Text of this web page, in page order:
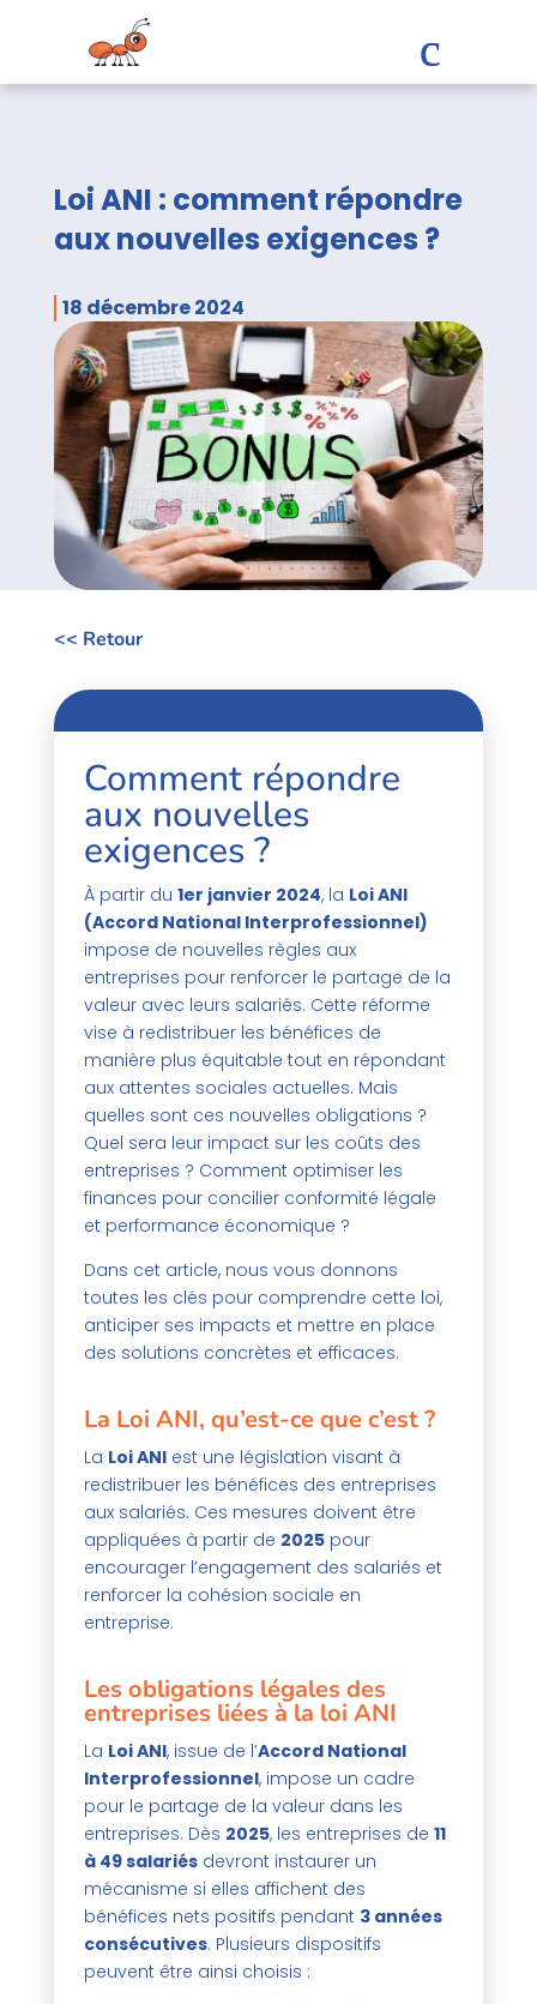
Loi ANI : comment répondre
aux nouvelles exigences ?
18 décembre 2024
<< Retour
Comment répondre
aux nouvelles
exigences ?
À partir du 1er janvier 2024, la Loi ANI
(Accord National Interprofessionnel)
impose de nouvelles règles aux
entreprises pour renforcer le partage de la
valeur avec leurs salariés. Cette réforme
vise à redistribuer les bénéfices de
manière plus équitable tout en répondant
aux attentes sociales actuelles. Mais
quelles sont ces nouvelles obligations ?
Quel sera leur impact sur les coûts des
entreprises ? Comment optimiser les
finances pour concilier conformité légale
et performance économique ?
Dans cet article, nous vous donnons
toutes les clés pour comprendre cette loi,
anticiper ses impacts et mettre en place
des solutions concrètes et efficaces.
La Loi ANI, qu’est-ce que c’est ?
La Loi ANIest une législation visant à
redistribuer les bénéfices des entreprises
aux salariés. Ces mesures doivent être
appliquées à partir de 2025pour
encourager l’engagement des salariés et
renforcer la cohésion sociale en
entreprise.
Les obligations légales des
entreprises liées à la loi ANI
La Loi ANI, issue de l’Accord National
Interprofessionnel, impose un cadre
pour le partage de la valeur dans les
entreprises. Dès 2025, les entreprises de 11
à 49 salariésdevront instaurer un
mécanisme si elles affichent des
bénéfices nets positifs pendant 3 années
consécutives. Plusieurs dispositifs
peuvent être ainsi choisis :